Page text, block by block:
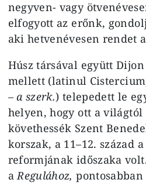
negyven- vagy
elfogyott az erőnk,
aki hetvenévesen rendet
Húsz társával együtt
mellett (latinul
–a szerk.) telepedett le
helyen, hogy ott a
követhessék Szent
korszak, a 11–12. század
reformjának időszaka
a Regulához,